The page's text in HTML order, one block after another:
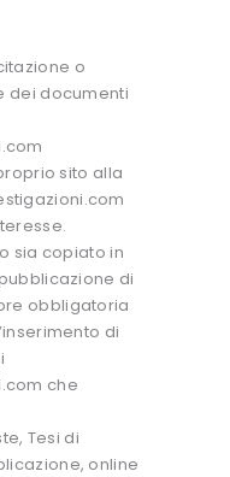
o
dei documenti
sito alla
sia copiato in
di
obbligatoria
di
che
Tesi di
online